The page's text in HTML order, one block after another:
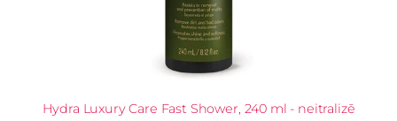
Hydra Luxury Care Fast Shower, 240 ml - neitralizē